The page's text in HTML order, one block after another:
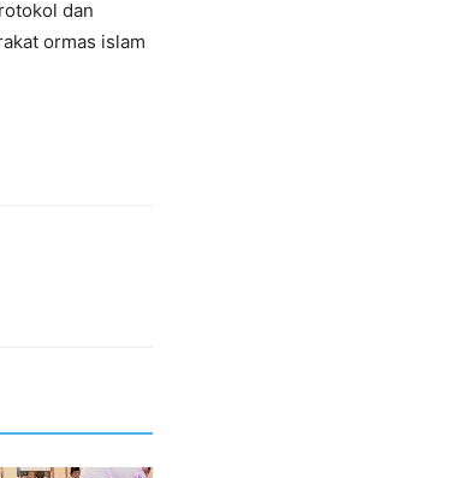
dan
ormas islam